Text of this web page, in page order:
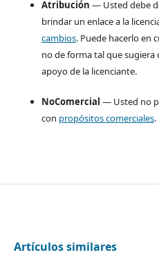
Atribución — Usted debe
brindar un enlace a la
cambios. Puede hacerlo en
no de forma tal que
apoyo de la licenciante.
NoComercial — Usted no
con propósitos comerciales.
Artículos similares